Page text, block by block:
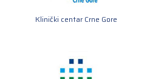
Klinički centar Crne Gore